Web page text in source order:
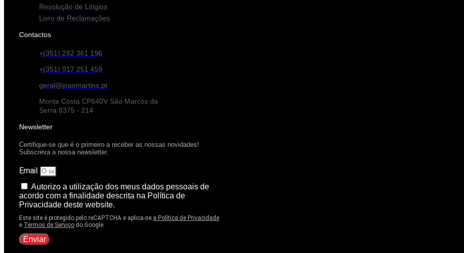
Resolução de Litígios
Livro de Reclamações
Contactos
+(351) 282 361 196
+(351) 917 251 459
geral@joaomartins.pt
Monte Costa CP640V São Marcos da
Serra 8375 - 214
Newsletter
Certifique-se que é o primeiro a receber as nossas novidades!
Subscreva a nossa newsletter.
Email
Autorizo a utilização dos meus dados pessoais de
acordo com a finalidade descrita na Política de
Privacidade deste website.
Este site é protegido pelo reCAPTCHA e aplica-se a Política de Privacidade
e Termos de Serviço do Google.
Enviar